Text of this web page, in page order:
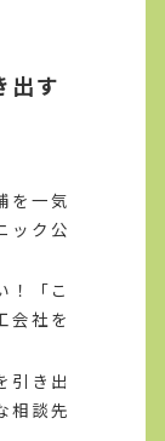
出す
を一気
ック公
！「こ
会社を
引き出
相談先